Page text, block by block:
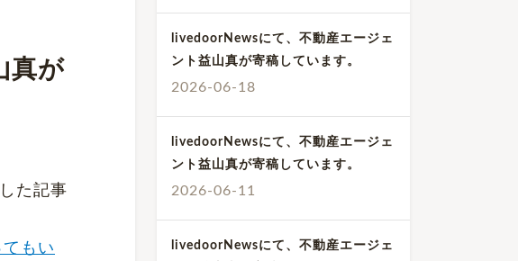
真が
た記事
もい
livedoorNewsにて、不動産エージェ
ント益山真が寄稿しています。
2026-06-18
livedoorNewsにて、不動産エージェ
ント益山真が寄稿しています。
2026-06-11
livedoorNewsにて、不動産エージェ